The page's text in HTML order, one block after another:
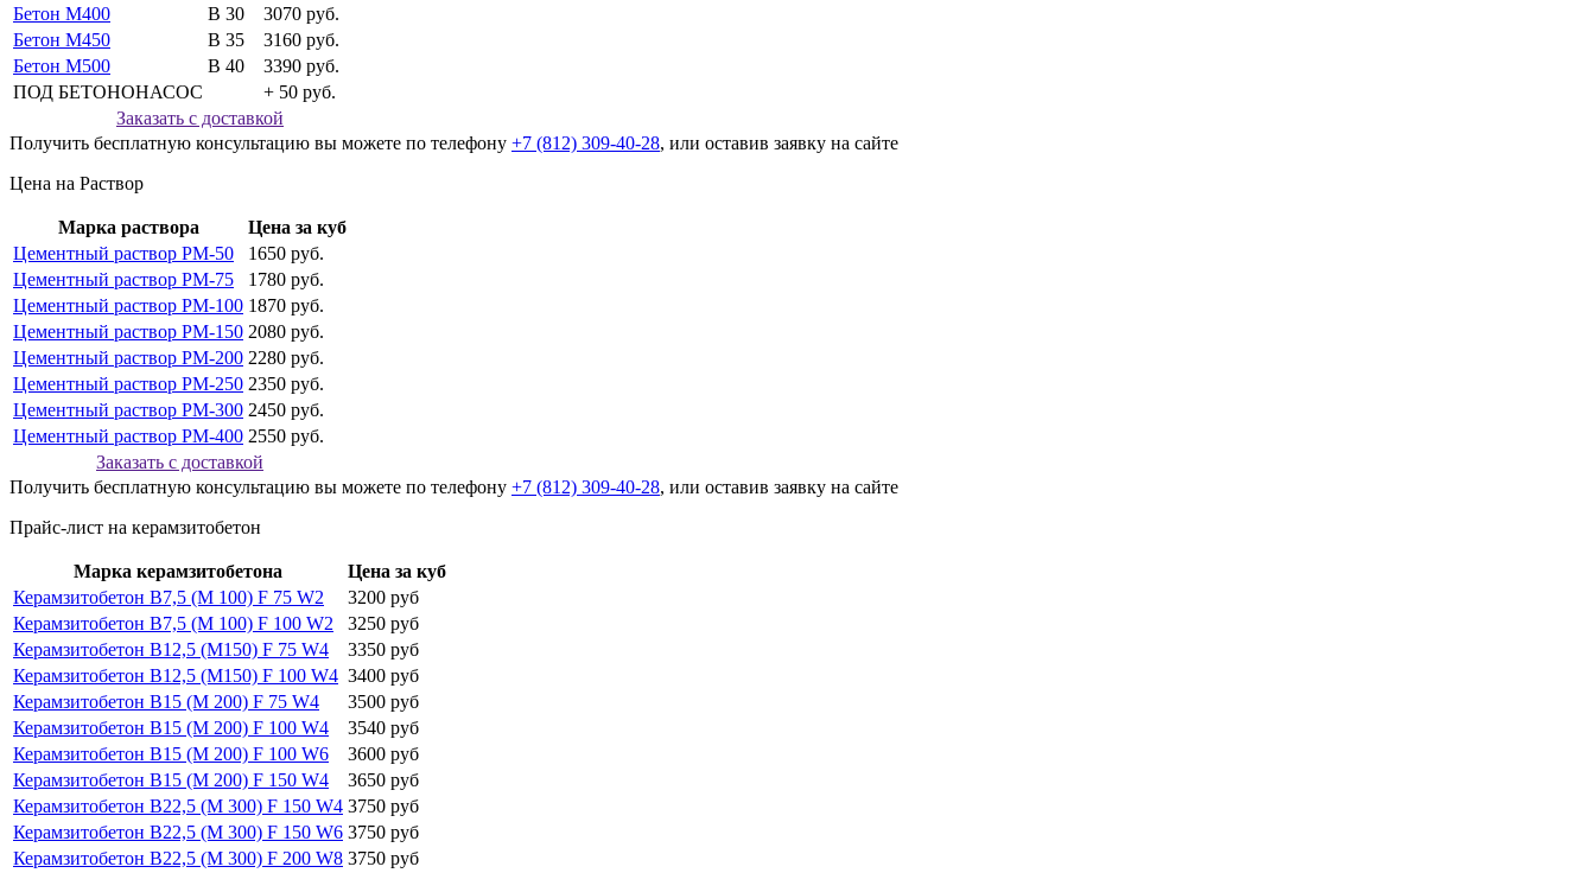
Бетон М400
В 30
3070 руб.
Бетон М450
В 35
3160 руб.
Бетон М500
В 40
3390 руб.
ПОД БЕТОНОНАСОС
+ 50 руб.
Заказать с доставкой
Получить бесплатную консультацию вы можете по телефону +7 (812) 309-40-28, или оставив заявку на сайте
Цена на Раствор
Марка раствора
Цена за куб
Цементный раствор РМ-50
1650 руб.
Цементный раствор РМ-75
1780 руб.
Цементный раствор РМ-100 1870 руб.
Цементный раствор РМ-150 2080 руб.
Цементный раствор РМ-200 2280 руб.
Цементный раствор РМ-250 2350 руб.
Цементный раствор РМ-300 2450 руб.
Цементный раствор РМ-400 2550 руб.
Заказать с доставкой
Получить бесплатную консультацию вы можете по телефону +7 (812) 309-40-28, или оставив заявку на сайте
Прайс-лист на керамзитобетон
Марка керамзитобетона
Цена за куб
Керамзитобетон В7,5 (М 100) F 75 W2
3200 руб
Керамзитобетон В7,5 (М 100) F 100 W2
3250 руб
Керамзитобетон В12,5 (М150) F 75 W4
3350 руб
Керамзитобетон В12,5 (М150) F 100 W4 3400 руб
Керамзитобетон В15 (М 200) F 75 W4
3500 руб
Керамзитобетон В15 (М 200) F 100 W4
3540 руб
Керамзитобетон В15 (М 200) F 100 W6
3600 руб
Керамзитобетон В15 (М 200) F 150 W4
3650 руб
Керамзитобетон В22,5 (М 300) F 150 W4 3750 руб
Керамзитобетон В22,5 (М 300) F 150 W6 3750 руб
Керамзитобетон В22,5 (М 300) F 200 W8 3750 руб